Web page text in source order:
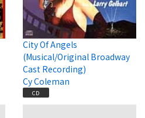
City Of Angels
(Musical/Original Broadway
Cast Recording)
Cy Coleman
CD